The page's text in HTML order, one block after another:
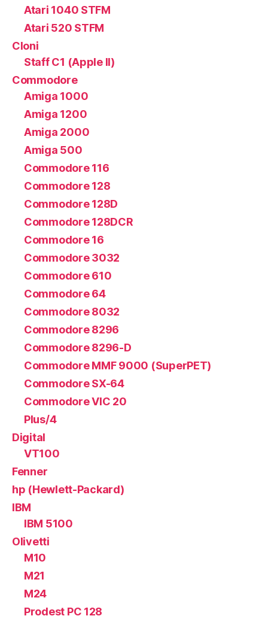
Atari 1040 STFM
Atari 520 STFM
Cloni
Staff C1 (Apple II)
Commodore
Amiga 1000
Amiga 1200
Amiga 2000
Amiga 500
Commodore 116
Commodore 128
Commodore 128D
Commodore 128DCR
Commodore 16
Commodore 3032
Commodore 610
Commodore 64
Commodore 8032
Commodore 8296
Commodore 8296-D
Commodore MMF 9000 (SuperPET)
Commodore SX-64
Commodore VIC 20
Plus/4
Digital
VT100
Fenner
hp (Hewlett-Packard)
IBM
IBM 5100
Olivetti
M10
M21
M24
Prodest PC 128